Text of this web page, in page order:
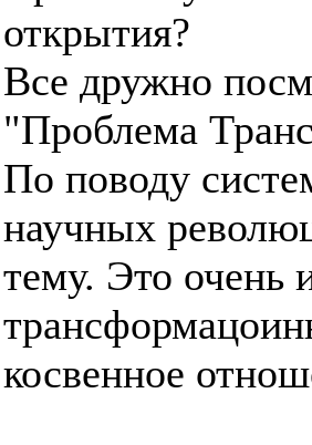
открытия?
Все дружно
"Проблема
По поводу
научных
тему. Это очень
косвенное